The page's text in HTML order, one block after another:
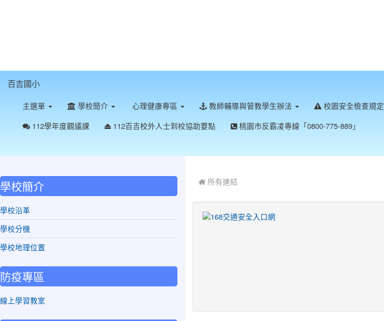
百吉國小
主選單 學校簡介 心理健康專區 教師輔導與管教學生辦法 校園安全檢查規定
112學年度觀議課
112百吉校外人士到校協助要點 桃園市反霸凌專線「0800-775-889」
所有連結
學校簡介
學校沿革
學校分機
學校地理位置
防疫專區
線上學習教室